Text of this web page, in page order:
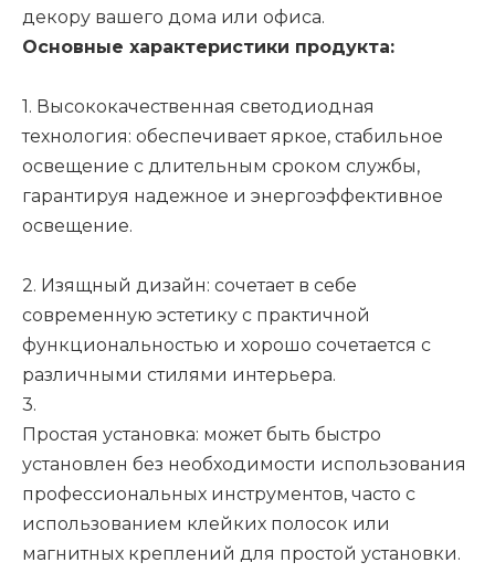
декору вашего дома или офиса.
Основные характеристики продукта:
1. Высококачественная светодиодная
технология: обеспечивает яркое, стабильное
освещение с длительным сроком службы,
гарантируя надежное и энергоэффективное
освещение.
2. Изящный дизайн: сочетает в себе
современную эстетику с практичной
функциональностью и хорошо сочетается с
различными стилями интерьера.
3.
Простая установка: может быть быстро
установлен без необходимости использования
профессиональных инструментов, часто с
использованием клейких полосок или
магнитных креплений для простой установки.